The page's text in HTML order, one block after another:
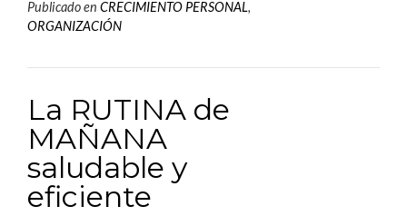
Publicado en CRECIMIENTO PERSONAL,
ORGANIZACIÓN
La RUTINA de
MAÑANA
saludable y
eficiente